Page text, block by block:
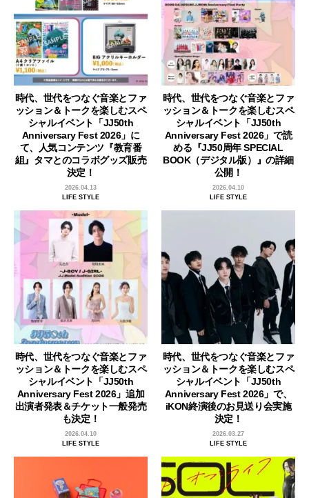
時代、世代をつなぐ音楽とファ
ッション＆トークを楽しむスペ
シャルイベント「JJ50th
Anniversary Fest 2026」に
て、人気コンテンツ『教育番
組』タマとのコラボグッズ販売
決定！
2026.04.13
LIFE STYLE
時代、世代をつなぐ音楽とファ
ッション＆トークを楽しむスペ
シャルイベント「JJ50th
Anniversary Fest 2026」で読
める『JJ50周年 SPECIAL
BOOK（デジタル版）』の詳細
公開！
2026.04.10
LIFE STYLE
時代、世代をつなぐ音楽とファ
ッション＆トークを楽しむスペ
シャルイベント「JJ50th
Anniversary Fest 2026」追加
出演者発表＆チケット一般発売
も決定！
2026.04.10
LIFE STYLE
時代、世代をつなぐ音楽とファ
ッション＆トークを楽しむスペ
シャルイベント「JJ50th
Anniversary Fest 2026」で、
iKON終演後のお見送り会実施
決定！
2026.03.27
LIFE STYLE